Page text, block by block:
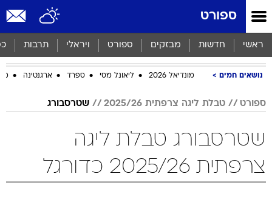
ספורט
ראשי חדשות מבזקים ספורט ויראלי תרבות
נושאים חמים מונדיאל 2026 ליאונל מסי ספרד ארגנטינה
ספורט טבלת ליגה צרפתית 2025/26 שטרסבורג
שטרסבורג טבלת ליגה
צרפתית 2025/26 כדורגל